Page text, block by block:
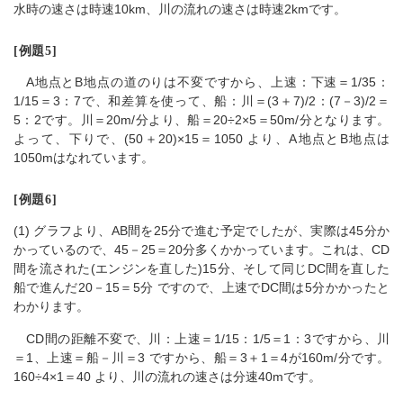
水時の速さは時速10km、川の流れの速さは時速2kmです。
[例題5]
A地点とB地点の道のりは不変ですから、上速：下速＝1/35：
1/15＝3：7で、和差算を使って、船：川＝(3＋7)/2：(7－3)/2＝
5：2です。川＝20m/分より、船＝20÷2×5＝50m/分となります。
よって、下りで、(50＋20)×15＝1050 より、A地点とB地点は
1050mはなれています。
[例題6]
(1) グラフより、AB間を25分で進む予定でしたが、実際は45分か
かっているので、45－25＝20分多くかかっています。これは、CD
間を流された(エンジンを直した)15分、そして同じDC間を直した
船で進んだ20－15＝5分 ですので、上速でDC間は5分かかったと
わかります。
CD間の距離不変で、川：上速＝1/15：1/5＝1：3ですから、川
＝1、上速＝船－川＝3 ですから、船＝3＋1＝4が160m/分です。
160÷4×1＝40 より、川の流れの速さは分速40mです。